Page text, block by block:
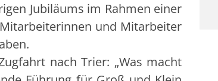
Jubiläums im Rahmen einer
und Mitarbeiter
nach Trier: „Was macht